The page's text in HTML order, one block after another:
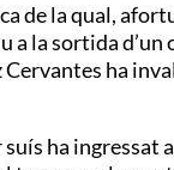
de la qual,
a la sortida d’un
ha
ha ingressat